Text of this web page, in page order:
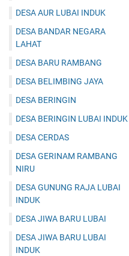
DESA AUR LUBAI INDUK
DESA BANDAR NEGARA
LAHAT
DESA BARU RAMBANG
DESA BELIMBING JAYA
DESA BERINGIN
DESA BERINGIN LUBAI INDUK
DESA CERDAS
DESA GERINAM RAMBANG
NIRU
DESA GUNUNG RAJA LUBAI
INDUK
DESA JIWA BARU LUBAI
DESA JIWA BARU LUBAI
INDUK